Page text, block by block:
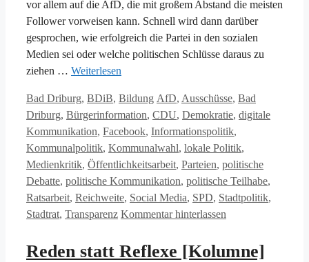
vor allem auf die AfD, die mit großem Abstand die meisten
Follower vorweisen kann. Schnell wird dann darüber
gesprochen, wie erfolgreich die Partei in den sozialen
Medien sei oder welche politischen Schlüsse daraus zu
ziehen … Weiterlesen
Kategorien
Bad Driburg, BDiB, Bildung Schlagwörter
AfD, Ausschüsse, Bad
Driburg, Bürgerinformation, CDU, Demokratie, digitale
Kommunikation, Facebook, Informationspolitik,
Kommunalpolitik, Kommunalwahl, lokale Politik,
Medienkritik, Öffentlichkeitsarbeit, Parteien, politische
Debatte, politische Kommunikation, politische Teilhabe,
Ratsarbeit, Reichweite, Social Media, SPD, Stadtpolitik,
Stadtrat, Transparenz Kommentar hinterlassen
Reden statt Reflexe [Kolumne]